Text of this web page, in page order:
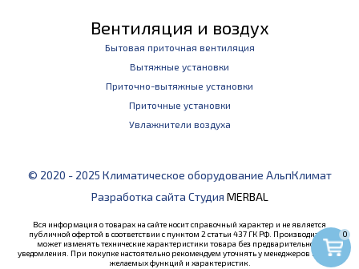
0
Вентиляция и воздух
Бытовая приточная вентиляция
Вытяжные установки
Приточно-вытяжные установки
Приточные установки
Увлажнители воздуха
© 2020 - 2025 Климатическое оборудование АльпКлимат
Разработка сайта Студия MERBAL
Вся информация о товарах на сайте носит справочный характер и не является
публичной офертой в соответствии с пунктом 2 статьи 437 ГК РФ. Производитель
может изменять технические характеристики товара без предварительного
уведомления. При покупке настоятельно рекомендуем уточнять у менеджеров наличие
желаемых функций и характеристик.